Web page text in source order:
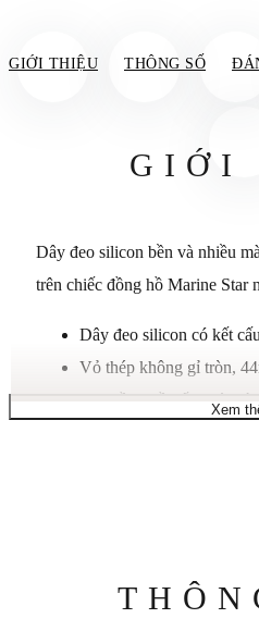
GIỚI THIỆU THÔNG SỐ
GIỚI
Dây đeo silicon bền và nhiều
trên chiếc đồng hồ Marine Star
Dây đeo silicon có kết
Vỏ thép không gỉ tròn,
Mặt đồng hồ bấm giờ
Xem